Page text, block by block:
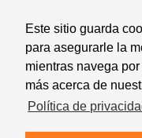
Este sitio guarda
para asegurarle la
mientras navega
más acerca de
Política de
Todos los Temas
Mapa Del Sitio
© 2026 Iglesia de Dios,
Acuerdo del Visitante